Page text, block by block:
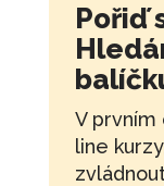
Pořiď
V prvním
line